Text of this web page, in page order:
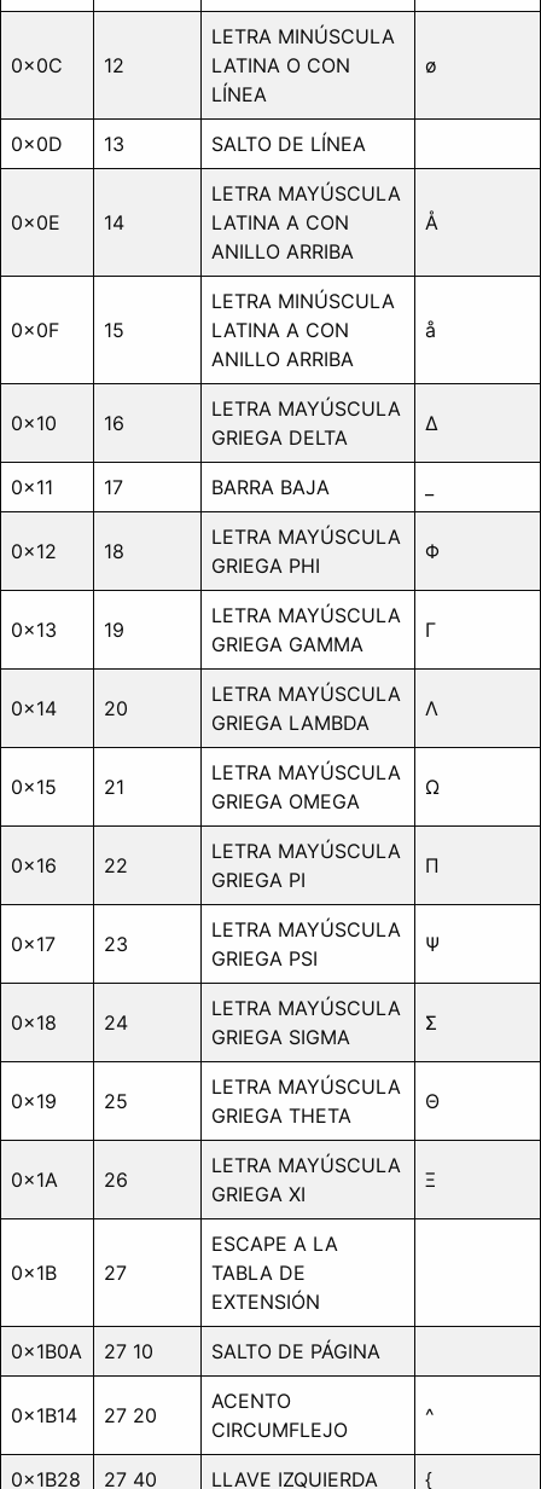
0x0C 12
LETRA MINÚSCULA
LATINA O CON
LÍNEA
ø
0x0D 13 SALTO DE LÍNEA
0x0E 14
LETRA MAYÚSCULA
LATINA A CON
ANILLO ARRIBA
Å
0x0F 15
LETRA MINÚSCULA
LATINA A CON
ANILLO ARRIBA
å
0x10 16
LETRA MAYÚSCULA
GRIEGA DELTA
Δ
0x11 17 BARRA BAJA
0x12 18
LETRA MAYÚSCULA
GRIEGA PHI
Φ
0x13 19
LETRA MAYÚSCULA
GRIEGA GAMMA
Γ
0x14 20
LETRA MAYÚSCULA
GRIEGA LAMBDA
Λ
0x15 21
LETRA MAYÚSCULA
GRIEGA OMEGA
Ω
0x16 22
LETRA MAYÚSCULA
GRIEGA PI
Π
0x17 23
LETRA MAYÚSCULA
GRIEGA PSI
Ψ
0x18 24
LETRA MAYÚSCULA
GRIEGA SIGMA
Σ
0x19 25
LETRA MAYÚSCULA
GRIEGA THETA
Θ
0x1A 26
LETRA MAYÚSCULA
GRIEGA XI
Ξ
0x1B 27
ESCAPE A LA
TABLA DE
EXTENSIÓN
0x1B0A 27 10 SALTO DE PÁGINA
0x1B14 27 20
ACENTO
CIRCUMFLEJO
^
0x1B28 27 40 LLAVE IZQUIERDA {